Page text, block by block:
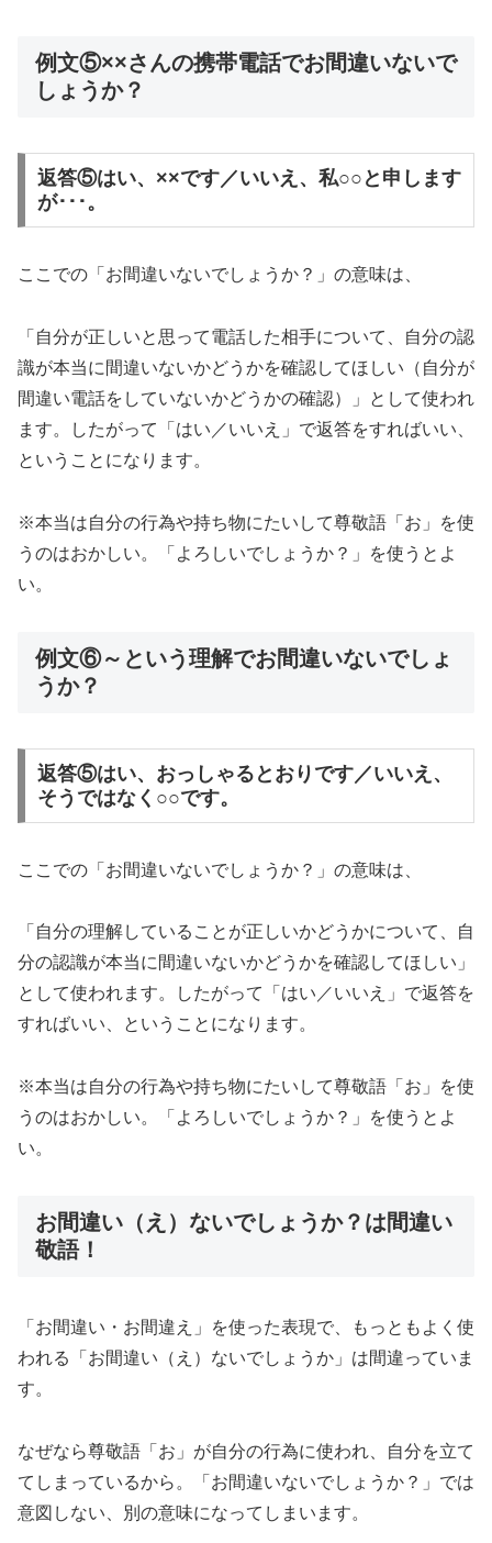
例文⑤××さんの携帯電話でお間違いないで
しょうか？
返答⑤はい、××です／いいえ、私○○と申します
が･･･。
ここでの「お間違いないでしょうか？」の意味は、
「自分が正しいと思って電話した相手について、自分の認
識が本当に間違いないかどうかを確認してほしい（自分が
間違い電話をしていないかどうかの確認）」として使われ
ます。したがって「はい／いいえ」で返答をすればいい、
ということになります。
※本当は自分の行為や持ち物にたいして尊敬語「お」を使
うのはおかしい。「よろしいでしょうか？」を使うとよ
い。
例文⑥～という理解でお間違いないでしょ
うか？
返答⑤はい、おっしゃるとおりです／いいえ、
そうではなく○○です。
ここでの「お間違いないでしょうか？」の意味は、
「自分の理解していることが正しいかどうかについて、自
分の認識が本当に間違いないかどうかを確認してほしい」
として使われます。したがって「はい／いいえ」で返答を
すればいい、ということになります。
※本当は自分の行為や持ち物にたいして尊敬語「お」を使
うのはおかしい。「よろしいでしょうか？」を使うとよ
い。
お間違い（え）ないでしょうか？は間違い
敬語！
「お間違い・お間違え」を使った表現で、もっともよく使
われる「お間違い（え）ないでしょうか」は間違っていま
す。
なぜなら尊敬語「お」が自分の行為に使われ、自分を立て
てしまっているから。「お間違いないでしょうか？」では
意図しない、別の意味になってしまいます。